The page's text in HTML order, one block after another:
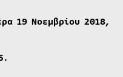
19 Νοεμβρίου 2018,